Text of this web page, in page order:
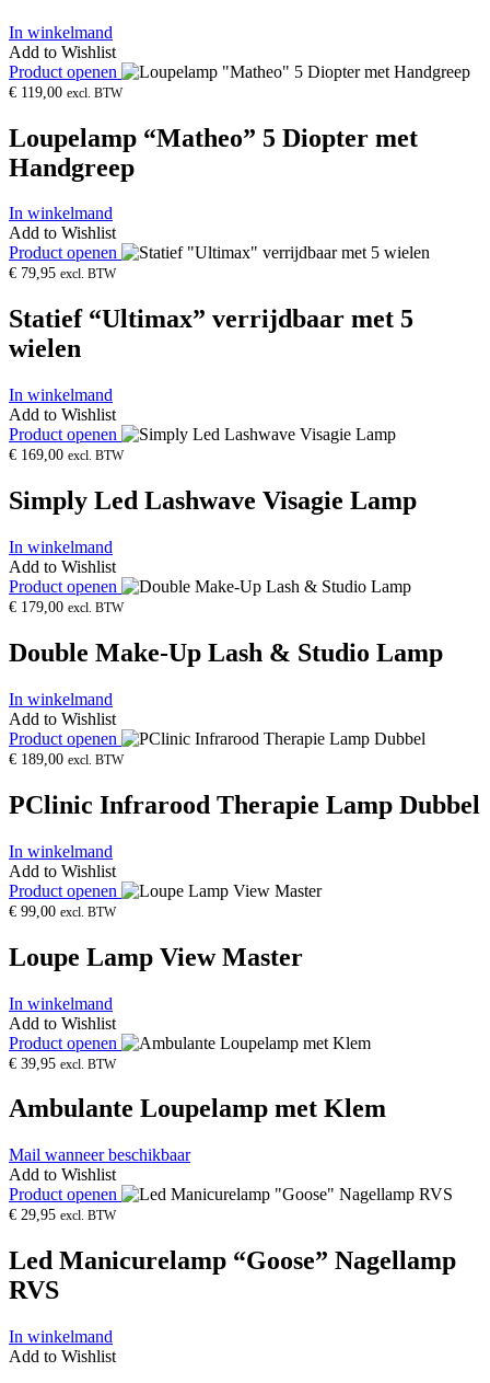
In winkelmand
Add to Wishlist
Product openen
€ 119,00 excl. BTW
Loupelamp “Matheo” 5 Diopter met
Handgreep
In winkelmand
Add to Wishlist
Product openen
€ 79,95 excl. BTW
Statief “Ultimax” verrijdbaar met 5
wielen
In winkelmand
Add to Wishlist
Product openen
€ 169,00 excl. BTW
Simply Led Lashwave Visagie Lamp
In winkelmand
Add to Wishlist
Product openen
€ 179,00 excl. BTW
Double Make-Up Lash & Studio Lamp
In winkelmand
Add to Wishlist
Product openen
€ 189,00 excl. BTW
PClinic Infrarood Therapie Lamp Dubbel
In winkelmand
Add to Wishlist
Product openen
€ 99,00 excl. BTW
Loupe Lamp View Master
In winkelmand
Add to Wishlist
Product openen
€ 39,95 excl. BTW
Ambulante Loupelamp met Klem
Mail wanneer beschikbaar
Add to Wishlist
Product openen
€ 29,95 excl. BTW
Led Manicurelamp “Goose” Nagellamp
RVS
In winkelmand
Add to Wishlist